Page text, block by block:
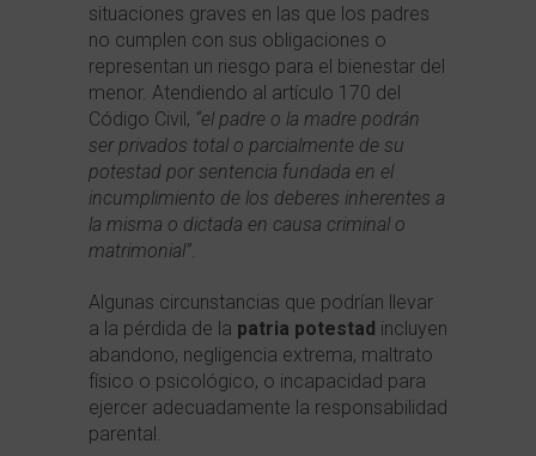
situaciones graves en las que los padres
no cumplen con sus obligaciones o
representan un riesgo para el bienestar del
menor. Atendiendo al artículo 170 del
Código Civil, “el padre o la madre podrán
ser privados total o parcialmente de su
potestad por sentencia fundada en el
incumplimiento de los deberes inherentes a
la misma o dictada en causa criminal o
matrimonial”
Algunas circunstancias que podrían llevar
a la pérdida de la patria potestad incluyen
abandono, negligencia extrema, maltrato
físico o psicológico, o incapacidad para
ejercer adecuadamente la responsabilidad
parental.